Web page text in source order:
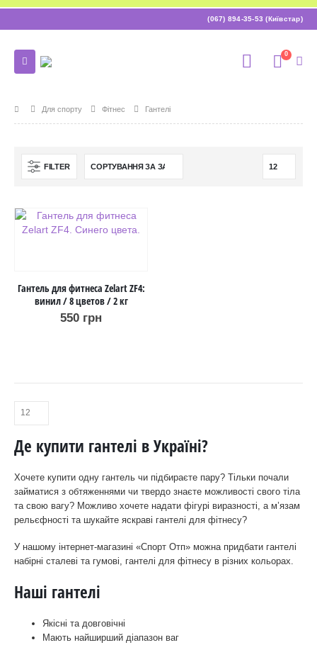
(067) 894-35-53 (Київстар)
0
Для спорту Фітнес Гантелі
FILTER
Гантель для фитнеса Zelart ZF4:
винил / 8 цветов / 2 кг
550 грн
Де купити гантелі в Україні?
Хочете купити одну гантель чи підбираєте пару? Тільки почали
займатися з обтяженнями чи твердо знаєте можливості свого тіла
та свою вагу? Можливо хочете надати фігурі виразності, а м’язам
рельєфності та шукайте яскраві гантелі для фітнесу?
У нашому інтернет-магазині «Спорт Отп» можна придбати гантелі
набірні сталеві та гумові, гантелі для фітнесу в різних кольорах.
Наші гантелі
Якісні та довговічні
Мають найширший діапазон ваг